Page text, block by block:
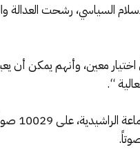
السياسي، رشحت العدالة
معين، وأنهم يمكن أن
“.
وحصل حميد